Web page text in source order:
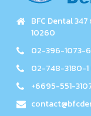
BFC Dental
10260
02-396-1073-6
02-748-3180-1
+6695-551-